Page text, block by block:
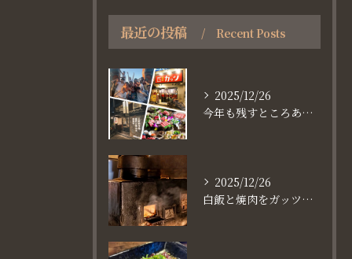
最近の投稿 Recent Posts
2025/12/26
今年も残すところあと、6日。
2025/12/26
白飯と焼肉をガッツり食べたいなら